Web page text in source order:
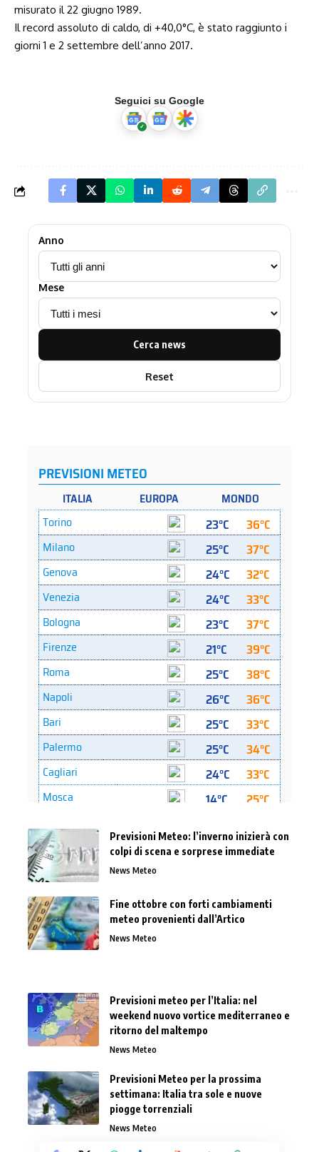
misurato il 22 giugno 1989.
Il record assoluto di caldo, di +40,0°C, è stato raggiunto i
giorni 1 e 2 settembre dell’anno 2017.
Seguici su Google
Anno
Mese
Cerca news
Reset
Previsioni Meteo: l’inverno inizierà con
colpi di scena e sorprese immediate
News Meteo
Fine ottobre con forti cambiamenti
meteo provenienti dall’Artico
News Meteo
Previsioni meteo per l’Italia: nel
weekend nuovo vortice mediterraneo e
ritorno del maltempo
News Meteo
Previsioni Meteo per la prossima
settimana: Italia tra sole e nuove
piogge torrenziali
News Meteo